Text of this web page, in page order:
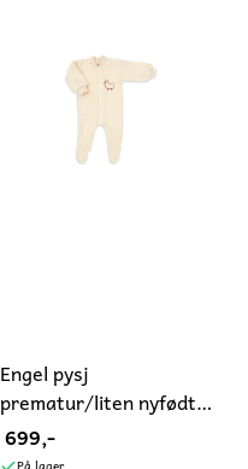
Engel pysj
prematur/liten nyfødt
ull naturhvit
699,-